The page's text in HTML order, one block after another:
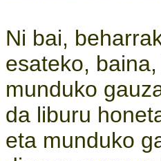
Ni bai,
esateko,
munduko
da liburu
eta munduko